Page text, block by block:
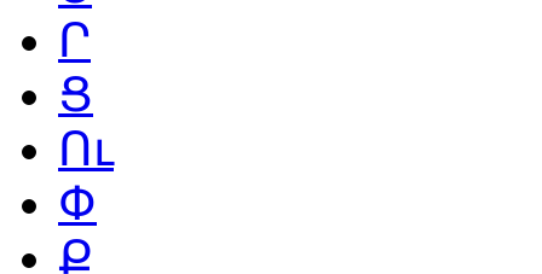
Ր
Ց
Ու
Փ
Ք